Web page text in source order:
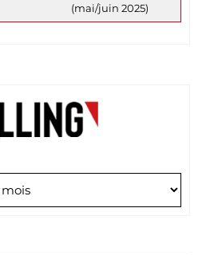
(mai/juin 2025)